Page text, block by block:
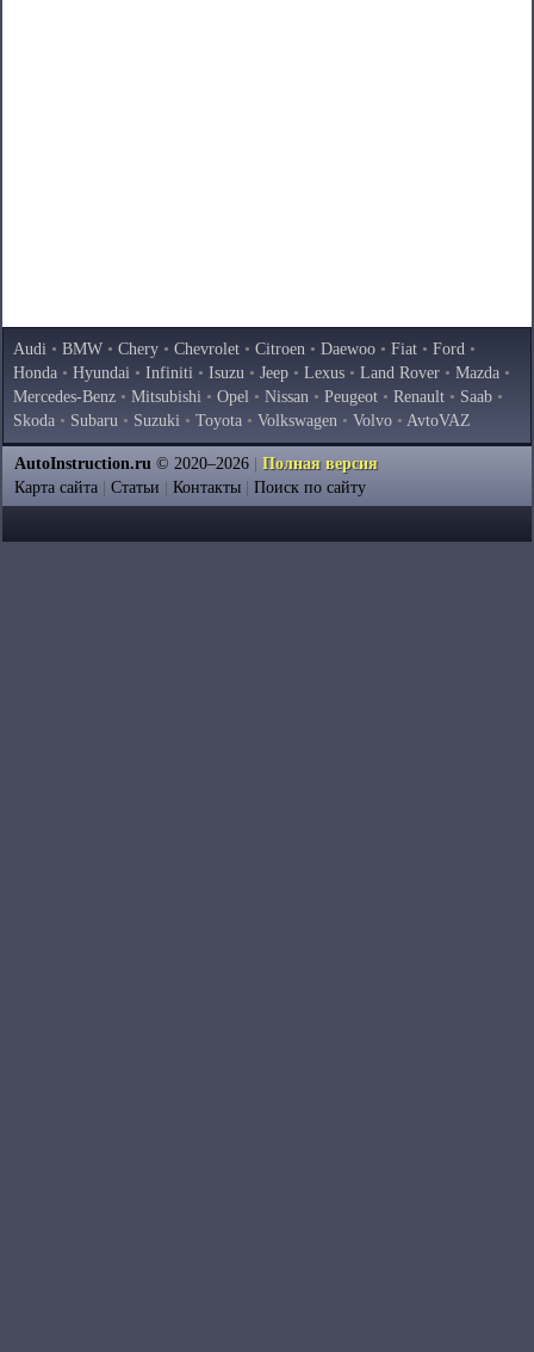
Audi • BMW • Chery • Chevrolet • Citroen • Daewoo • Fiat • Ford •
Honda • Hyundai • Infiniti • Isuzu • Jeep • Lexus • Land Rover • Mazda •
Mercedes-Benz • Mitsubishi • Opel • Nissan • Peugeot • Renault • Saab •
Skoda • Subaru • Suzuki • Toyota • Volkswagen • Volvo • AvtoVAZ
AutoInstruction.ru © 2020–2026
Полная версия
Карта сайта
Статьи Контакты Поиск по сайту